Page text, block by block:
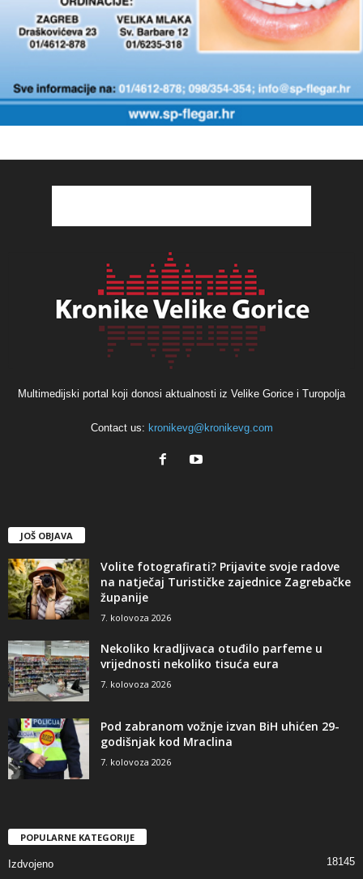
Multimedijski portal koji donosi aktualnosti iz Velike Gorice i Turopolja
Contact us: kronikevg@kronikevg.com
JOŠ OBJAVA
Volite fotografirati? Prijavite svoje radove
na natječaj Turističke zajednice Zagrebačke
županije
7. kolovoza 2026
Nekoliko kradljivaca otuđilo parfeme u
vrijednosti nekoliko tisuća eura
7. kolovoza 2026
Pod zabranom vožnje izvan BiH uhićen 29-
godišnjak kod Mraclina
7. kolovoza 2026
POPULARNE KATEGORIJE
Izdvojeno 18145